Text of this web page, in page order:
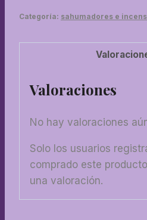
Categoría: sahumadores e
Valoraciones
No hay valoraciones
Solo los usuarios
comprado este
una valoración.